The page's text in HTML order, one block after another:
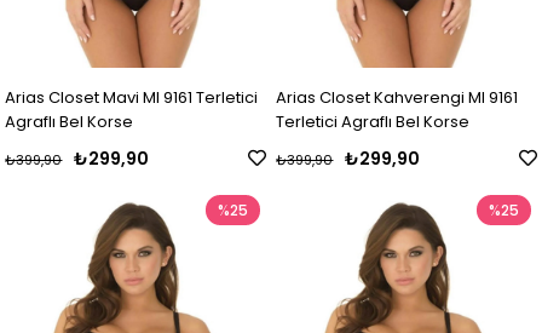
Arias Closet Mavi MI 9161 Terletici
Agraflı Bel Korse
₺299,90
₺399,90
Arias Closet Kahverengi MI 9161
Terletici Agraflı Bel Korse
₺299,90
₺399,90
%25 %25